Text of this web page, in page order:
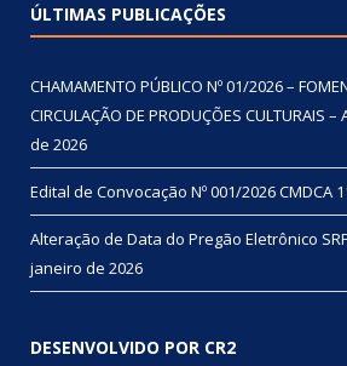
ÚLTIMAS PUBLICAÇÕES
CHAMAMENTO PÚBLICO Nº 01/2026 –
CIRCULAÇÃO DE PRODUÇÕES CULTURAIS
de 2026
Edital de Convocação Nº 001/2026 CMDCA
Alteração de Data do Pregão Eletrônico
janeiro de 2026
DESENVOLVIDO POR CR2